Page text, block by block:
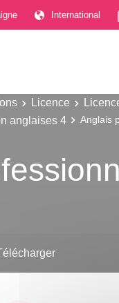
International
Licence
anglaises 4
Anglais